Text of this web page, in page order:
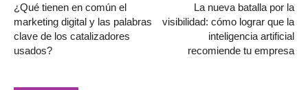
¿Qué tienen en común el
marketing digital y las palabras
clave de los catalizadores
usados?
La nueva batalla por la
visibilidad: cómo lograr que la
inteligencia artificial
recomiende tu empresa